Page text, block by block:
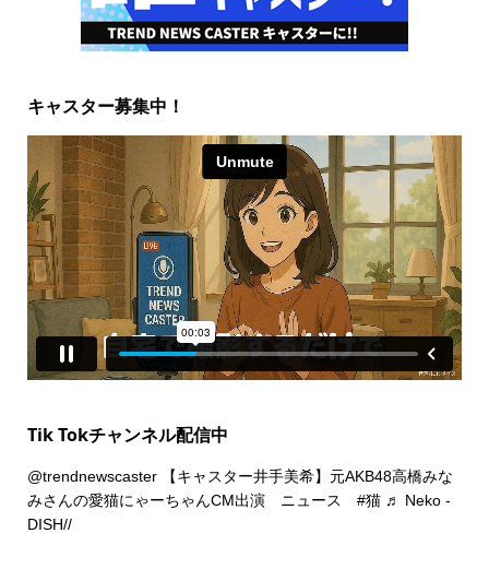
キャスター募集中！
Tik Tokチャンネル配信中
@trendnewscaster【キャスター井手美希】元AKB48高橋みな
みさんの愛猫にゃーちゃんCM出演 ニュース #猫 ♬ Neko -
DISH//